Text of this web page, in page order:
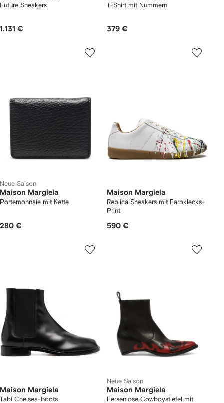
Future Sneakers
1.131 €
T-Shirt mit Nummern
379 €
Neue Saison
Maison Margiela
Portemonnaie mit Kette
280 €
Maison Margiela
Replica Sneakers mit Farbklecks-
Print
590 €
Maison Margiela
Tabi Chelsea-Boots
Neue Saison
Maison Margiela
Fersenlose Cowboystiefel mit